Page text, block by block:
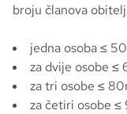
broju članova
jedna osoba ≤
za dvije osobe ≤
za tri osobe ≤
za četiri osobe ≤